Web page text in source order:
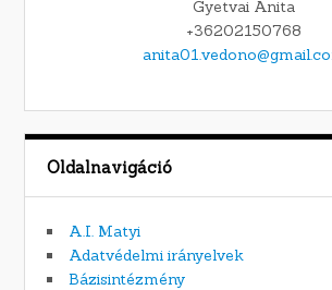
Gyetvai Anita
+36202150768
Oldalnavigáció
A.I. Matyi
Adatvédelmi irányelvek
Bázisintézmény